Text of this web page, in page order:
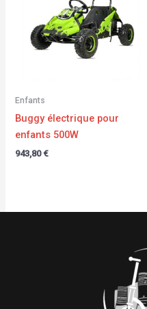
Enfants
Buggy électrique pour
enfants 500W
943,80€